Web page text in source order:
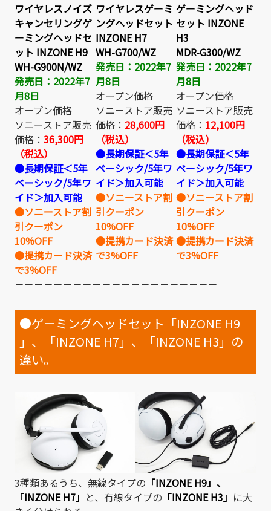
ワイヤレスノイズ
キャンセリングゲ
ーミングヘッドセ
ット INZONE H9
WH-G900N/WZ
発売日：2022年7
月8日
オープン価格
ソニーストア販売
価格： 36,300円
（税込）
●長期保証＜5年
ベーシック/5年ワ
イド＞加入可能
●ソニーストア割
引クーポン
10%OFF
●提携カード決済
で3%OFF
ワイヤレスゲーミ
ングヘッドセット
INZONE H7
WH-G700/WZ
発売日：2022年7
月8日
オープン価格
ソニーストア販売
価格： 28,600円
（税込）
●長期保証＜5年
ベーシック/5年ワ
イド＞加入可能
●ソニーストア割
引クーポン
10%OFF
●提携カード決済
で3%OFF
ゲーミングヘッド
セット INZONE
H3
MDR-G300/WZ
発売日：2022年7
月8日
オープン価格
ソニーストア販売
価格： 12,100円
（税込）
●長期保証＜5年
ベーシック/5年ワ
イド＞加入可能
●ソニーストア割
引クーポン
10%OFF
●提携カード決済
で3%OFF
－－－－－－－－－－－－－－－－－－－－－
●ゲーミングヘッドセット「INZONE H9
」、「INZONE H7」、「INZONE H3」の
違い。
3種類あるうち、無線タイプの 「INZONE H9」 、
「INZONE H7」 と、有線タイプの 「INZONE H3」 に大